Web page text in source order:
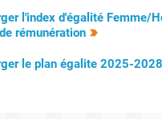
l'index d'égalité Femme/
rémunération
le plan égalite 2025-2028